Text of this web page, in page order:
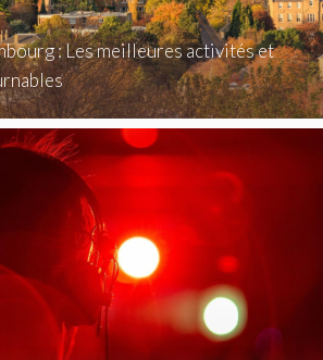
: Les meilleures activités et